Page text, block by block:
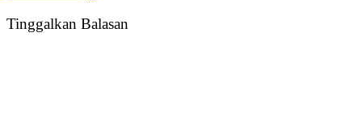
Tinggalkan Balasan